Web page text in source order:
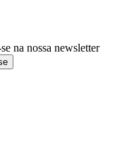
na nossa newsletter